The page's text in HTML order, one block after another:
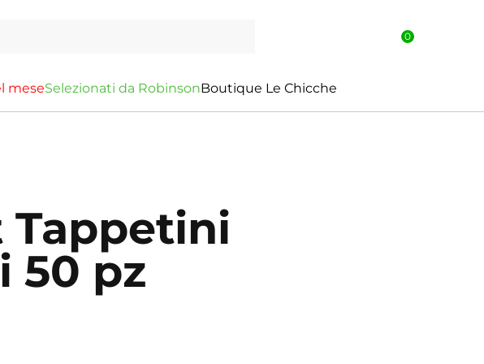
0
l meseSelezionati da RobinsonBoutique Le Chicche
Tappetini
50 pz